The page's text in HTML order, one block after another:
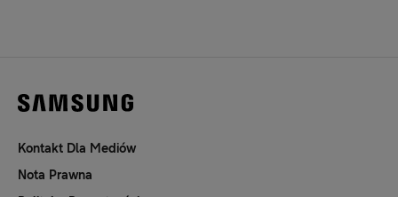
Kontakt Dla Mediów
Nota Prawna